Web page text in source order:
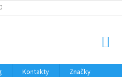
PLATBY
Kontakty Značky